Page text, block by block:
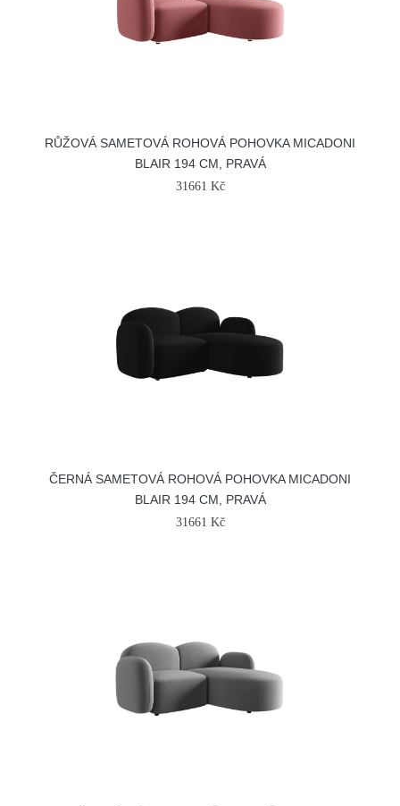
RŮŽOVÁ SAMETOVÁ ROHOVÁ POHOVKA MICADONI
BLAIR 194 CM, PRAVÁ
31661 Kč
ČERNÁ SAMETOVÁ ROHOVÁ POHOVKA MICADONI
BLAIR 194 CM, PRAVÁ
31661 Kč